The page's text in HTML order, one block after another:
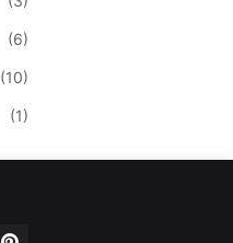
(6)
(10)
(1)